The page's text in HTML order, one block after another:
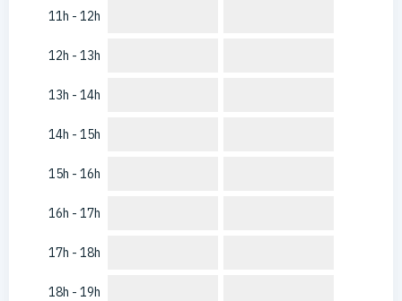
11h - 12h
12h - 13h
13h - 14h
14h - 15h
15h - 16h
16h - 17h
17h - 18h
18h - 19h